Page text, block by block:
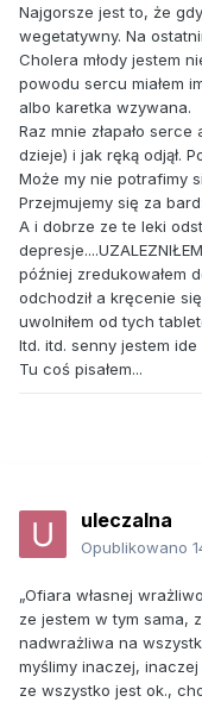
Najgorsze jest to, że
wegetatywny. Na
Cholera młody jestem
powodu sercu miałem
albo karetka wzywana.
Raz mnie złapało
dzieje) i jak ręką odjął.
Może my nie potrafimy
Przejmujemy się za
A i dobrze ze te leki
później zredukowałem
odchodził a kręcenie
uwolniłem od tych
Itd. itd. senny jestem ide
Tu coś pisałem...
uleczalna
Opublikowano
„Ofiara własnej
ze jestem w tym sama,
nadwrażliwa na
myślimy inaczej,
ze wszystko jest ok.,